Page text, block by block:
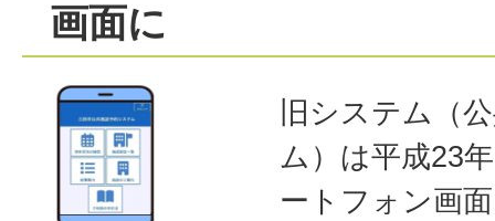
画面に
旧システム（
ム）は平成23
ートフォン画